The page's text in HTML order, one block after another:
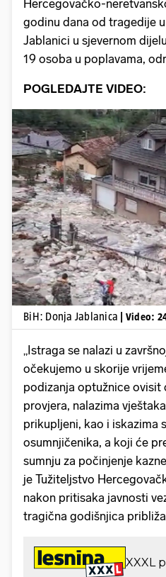
Hercegovačko-
godinu dana od tragedije
Jablanici u sjevernom
19 osoba u poplavama,
POGLEDAJTE VIDEO:
Pokretanje
BiH: Donja Jablanica | Video:
„Istraga se nalazi u
očekujemo u skorije
podizanja optužnice ovisit
provjera, nalazima
prikupljeni, kao i iskazima
osumnjičenika, a koji će
sumnju za počinjenje
je Tužiteljstvo
nakon pritisaka javnosti
tragična godišnjica